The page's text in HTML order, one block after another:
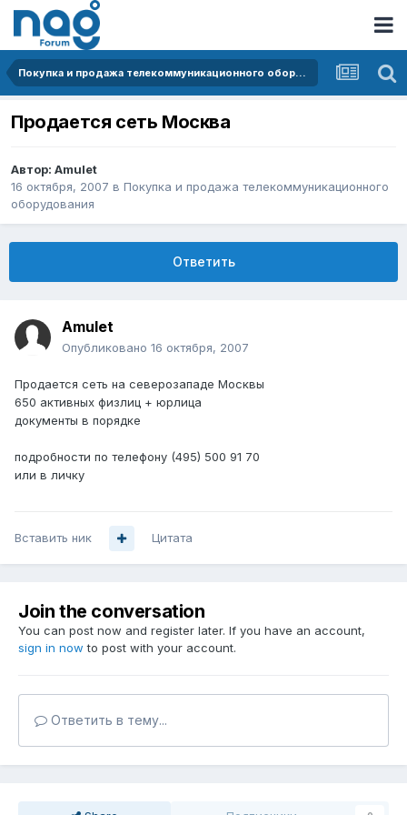
Покупка и продажа телекоммуникационного оборудования
Продается сеть Москва
Автор: Amulet
16 октября, 2007 в Покупка и продажа телекоммуникационного
оборудования
Ответить
Amulet
Опубликовано 16 октября, 2007
Продается сеть на северозападе Моcквы
650 активных физлиц + юрлица
документы в порядке
подробности по телефону (495) 500 91 70
или в личку
Вставить ник Цитата
Join the conversation
You can post now and register later. If you have an account,
sign in now to post with your account.
Ответить в тему...